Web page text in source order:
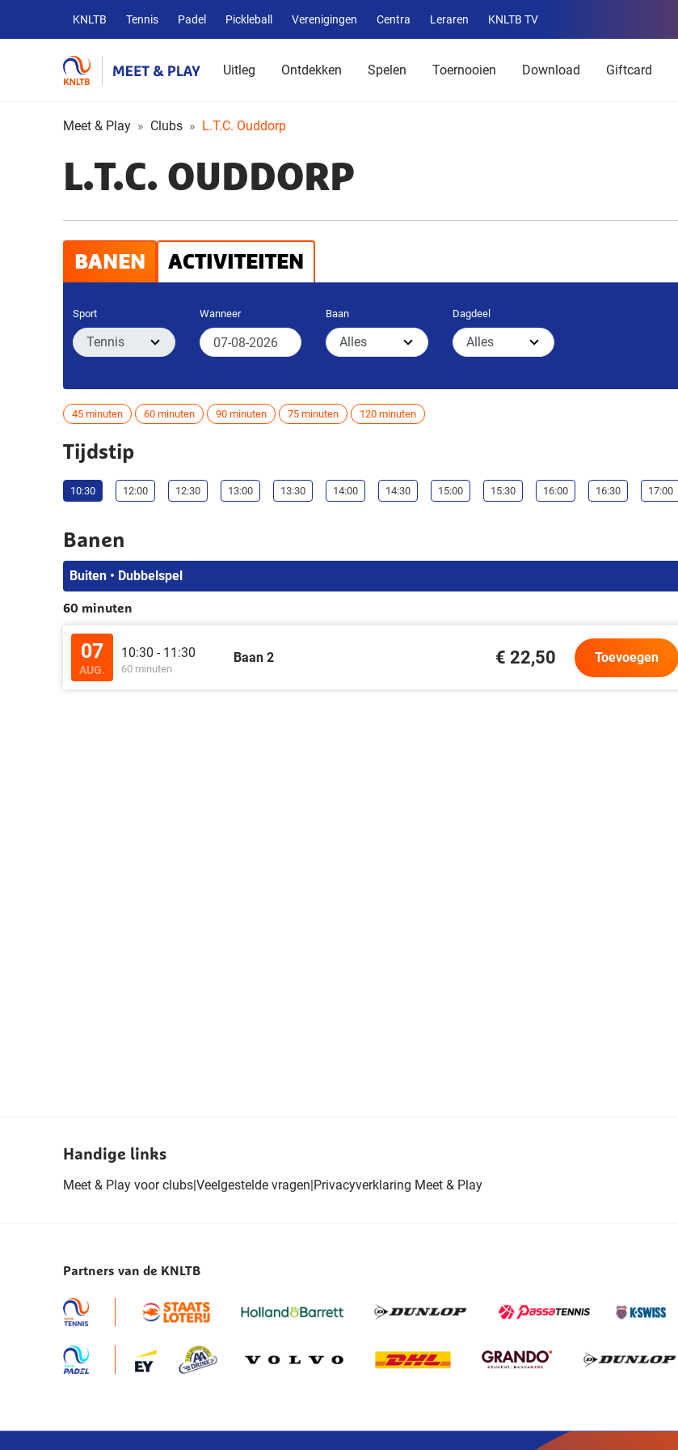
Overige
KNLTB
websites
KNLTB Tennis Padel Pickleball Verenigingen Centra Leraren KNLTB TV
Service
menu
Uitleg Ontdekken Spelen Toernooien Download Giftcard
Meet & Play Clubs L.T.C. Ouddorp
L.T.C. OUDDORP
BANEN ACTIVITEITEN
Sport Wanneer Baan Dagdeel
45 minuten 60 minuten 90 minuten 75 minuten 120 minuten
Tijdstip
10:30 12:00 12:30 13:00 13:30 14:00 14:30 15:00 15:30 16:00 16:30 17:00
Banen
Buiten • Dubbelspel
60 minuten
07
AUG.
10:30 - 11:30
60 minuten
Baan 2 € 22,50 Toevoegen
Handige links
Meet & Play voor clubs|Veelgestelde vragen|Privacyverklaring Meet & Play
Partners van de KNLTB